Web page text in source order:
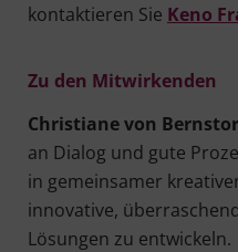
kon­tak­tie­ren Sie Keno
Zu den Mitwirkenden
Chris­tia­ne von
an Dia­log und gute
in gemein­sa­mer
inno­va­ti­ve,
Lösun­gen zu entwickeln.